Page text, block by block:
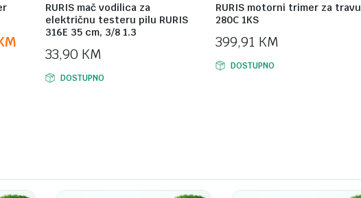
RURIS mač vodilica za
električnu testeru pilu RURIS
316E 35 cm, 3/8 1.3
33,90 KM
DOSTUPNO
RURIS motorni trimer za travu
280C 1KS
399,91 KM
DOSTUPNO